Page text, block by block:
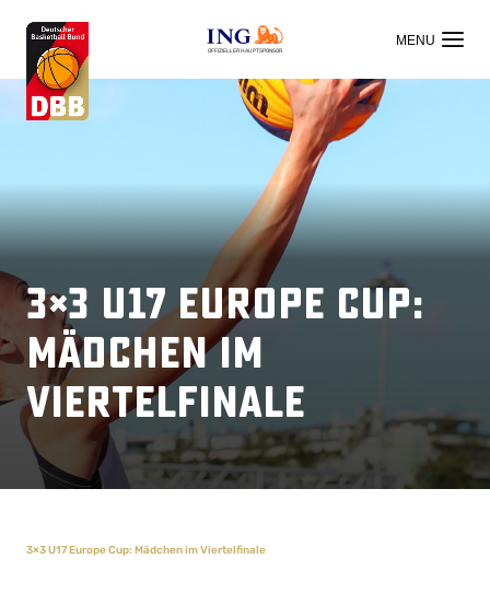
OFFIZIELLER HAUPTSPONSOR
3×3 U17 Europe Cup:
Mädchen im
Viertelfinale
3×3 U17 Europe Cup: Mädchen im Viertelfinale